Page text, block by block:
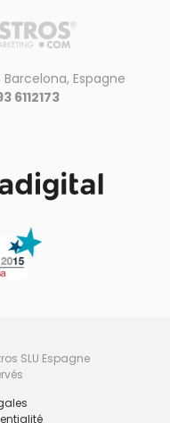
Espagne
6112173
SLU Espagne